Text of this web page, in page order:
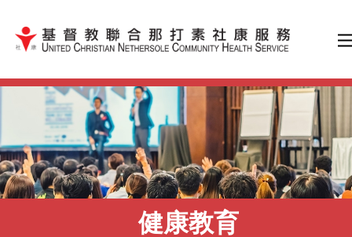
跳到内容（按输入键）
健康教育